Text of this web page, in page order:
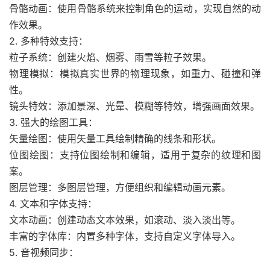
骨骼动画：使用骨骼系统来控制角色的运动，实现自然的动
作效果。
2. 多种特效支持：
粒子系统：创建火焰、烟雾、雨雪等粒子效果。
物理模拟：模拟真实世界的物理现象，如重力、碰撞和弹
性。
镜头特效：添加景深、光晕、模糊等特效，增强画面效果。
3. 强大的绘图工具：
矢量绘图：使用矢量工具绘制精确的线条和形状。
位图绘图：支持位图绘制和编辑，适用于复杂的纹理和图
案。
图层管理：多图层管理，方便组织和编辑动画元素。
4. 文本和字体支持：
文本动画：创建动态文本效果，如滚动、淡入淡出等。
丰富的字体库：内置多种字体，支持自定义字体导入。
5. 音视频同步：